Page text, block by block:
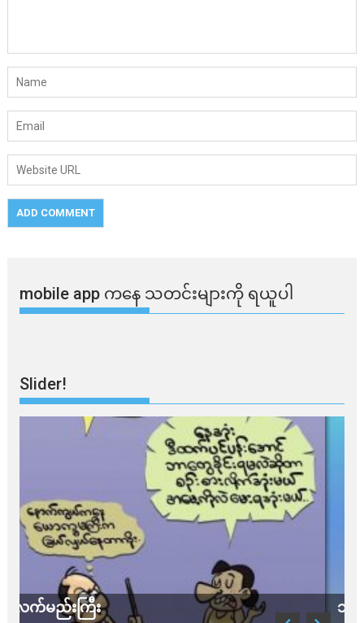
mobile app ​​ကနေ ​​သတင်းများကို ရယူပါ
Slider!
သတိ အိုမီခရွန်တဲ့